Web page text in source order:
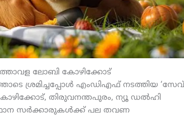
ലോബി കോഴിക്കോട്
ശ്രമിച്ചപ്പോള്‍ എംഡിഎഫ് നടത്തിയ ‘സേവ്
കോഴിക്കോട്, തിരുവനന്തപുരം, ന്യൂ ഡല്‍ഹി
സര്‍ക്കാരുകള്‍ക്ക് പല തവണ